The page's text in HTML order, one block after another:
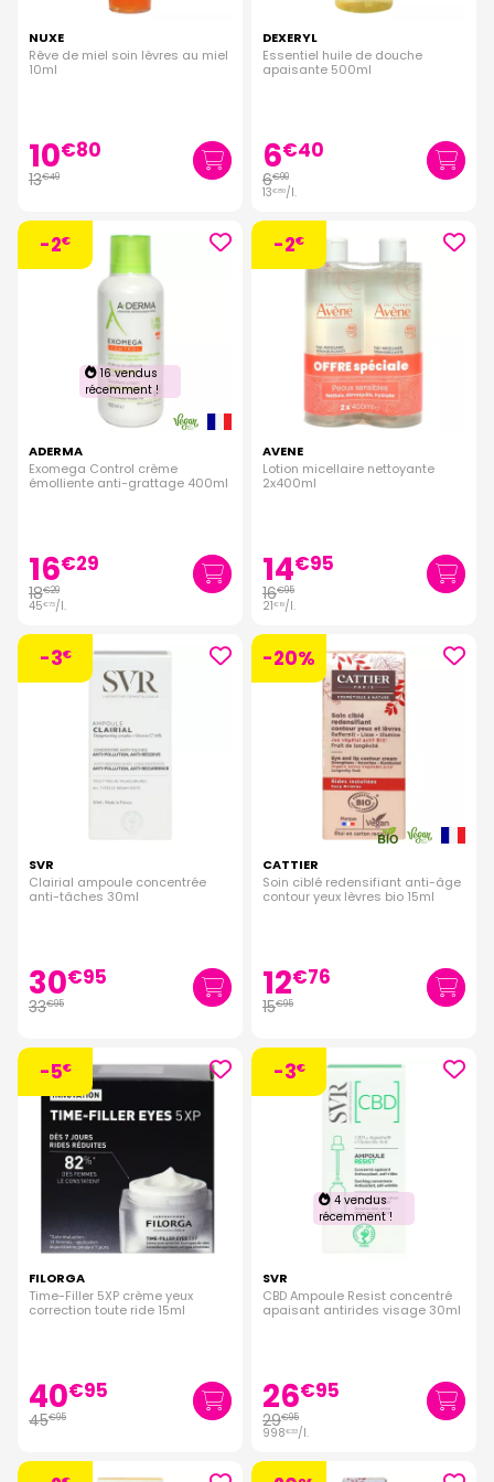
besoins spécifiques et vous aider à atteindre une peau saine
et éclatante. Si vous avez des questions ou besoin de
conseils supplémentaires, n'hésitez pas à contacter notre
équipe d'experts en soins de la peau.
NUXE
Rêve de miel soin lèvres au miel
10ml
10€80
13€49
DEXERYL
Essentiel huile de douche
apaisante 500ml
6€40
6€90
13€80/l.
-2€
16 vendus
récemment !
ADERMA
Exomega Control crème
émolliente anti-grattage 400ml
16€29
18€29
45€73/l.
-2€
AVENE
Lotion micellaire nettoyante
2x400ml
14€95
16€95
21€ 19/l.
-3€
SVR
Clairial ampoule concentrée
anti-tâches 30ml
30€95
33€95
-20%
CATTIER
Soin ciblé redensifiant anti-âge
contour yeux lèvres bio 15ml
12€76
15€95
-5€
FILORGA
Time-Filler 5XP crème yeux
correction toute ride 15ml
40€95
45€95
-3€
4 vendus
récemment !
SVR
CBD Ampoule Resist concentré
apaisant antirides visage 30ml
26€95
29€95
998€33/l.